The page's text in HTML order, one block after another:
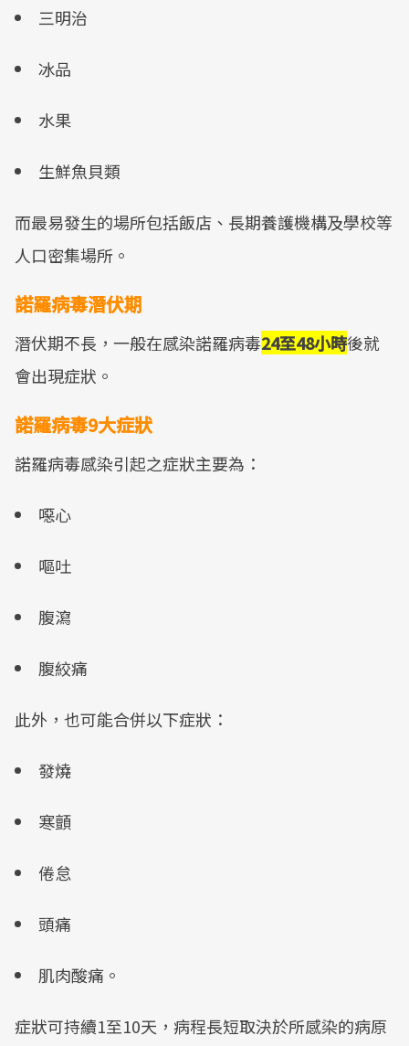
三明治
冰品
水果
生鮮魚貝類
而最易發生的場所包括飯店、長期養護機構及學校等
人口密集場所。
諾羅病毒潛伏期
潛伏期不長，一般在感染諾羅病毒24至48小時後就
會出現症狀。
諾羅病毒9大症狀
諾羅病毒感染引起之症狀主要為：
噁心
嘔吐
腹瀉
腹絞痛
此外，也可能合併以下症狀：
發燒
寒顫
倦怠
頭痛
肌肉酸痛。
症狀可持續1至10天，病程長短取決於所感染的病原